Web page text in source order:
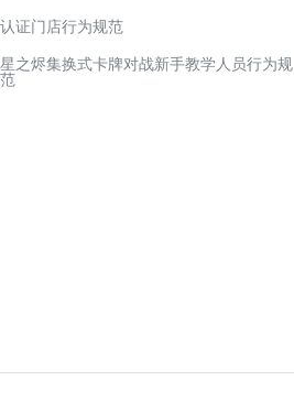
认证门店行为规范
星之烬集换式卡牌对战新手教学人员行为规
范